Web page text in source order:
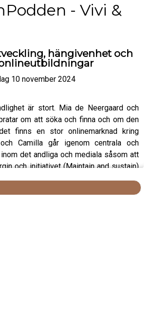
- Vivi &
hängivenhet och
10 november 2024
är stort. Mia de Neergaard och
om att söka och finna och om den
finns en stor onlinemarknad kring
Camilla går igenom centrala och
det andliga och mediala såsom att
och initiativet (Maintain and sustain)
(Devotion).